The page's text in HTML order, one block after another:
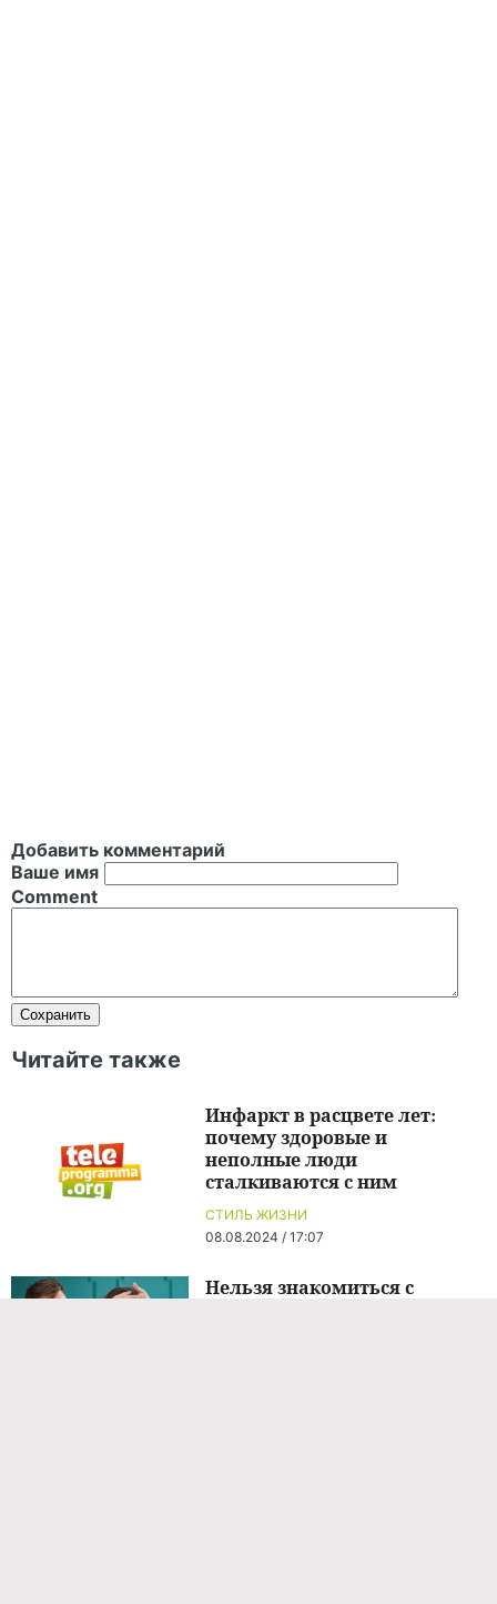
Добавить комментарий
Ваше имя
Comment
Читайте также
СТИЛЬ ЖИЗНИ
08.08.2024 / 17:07
Инфаркт в расцвете лет:
почему здоровые и
неполные люди
сталкиваются с ним
Нельзя знакомиться с